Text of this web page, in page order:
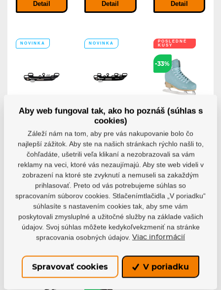
Detail Detail Detail
NOVINKA
Nôž
Sabres 3
Powerslide Sabres
3 Ice Blade Black...
Skladem 7-10
pracovních dní
34,08 €
Detail
NOVINKA
Nôž
Powerslide
Sabres 4
Powerslide Sabres
Skladem 7-10
pracovních dní
34,08 €
POSLEDNÉ
KUSY
-33%
Detské
korčule
Playlife
Crunchy
Detské ľadové
korčule Playlife...
Skladem 7-10
pracovních dní
61,92 €
41,47 €
Aby web fungoval tak, ako ho poznáš (súhlas s
cookies)
Záleží nám na tom, aby pre vás nakupovanie bolo čo
najlepší zážitok. Aby ste na našich stránkach rýchlo našli to,
čohľadáte, ušetrili veľa klikaní a nezobrazovali sa vám
reklamy na veci, ktoré vás nezaujímajú. Aby ste web videli v
zobrazení na ktoré ste zvyknutí a nemuseli sa zakaždým
prihlasovať. Preto od vás potrebujeme súhlas so
spracovaním súborov cookies. Stlačenímtlačidla „V poriadku“
súhlasíte s nastavením cookies tak, aby sme vám
poskytovali zmysluplné a užitočné služby na základe vašich
údajov. Svoj súhlas môžete kedykoľvekzmeniť na stránke
spracovania osobných údajov. Viac informácií
Spravovať cookies V poriadku